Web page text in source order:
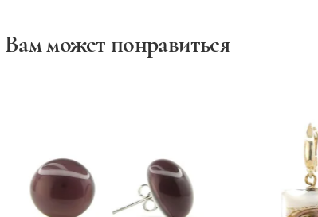
Вам может понравиться